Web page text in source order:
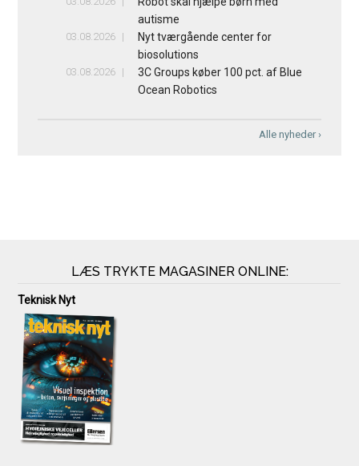
autisme
03.08.2026
Nyt tværgående center for
biosolutions
03.08.2026
3C Groups køber 100 pct. af Blue
Ocean Robotics
Alle nyheder ›
LÆS TRYKTE MAGASINER ONLINE:
Teknisk Nyt